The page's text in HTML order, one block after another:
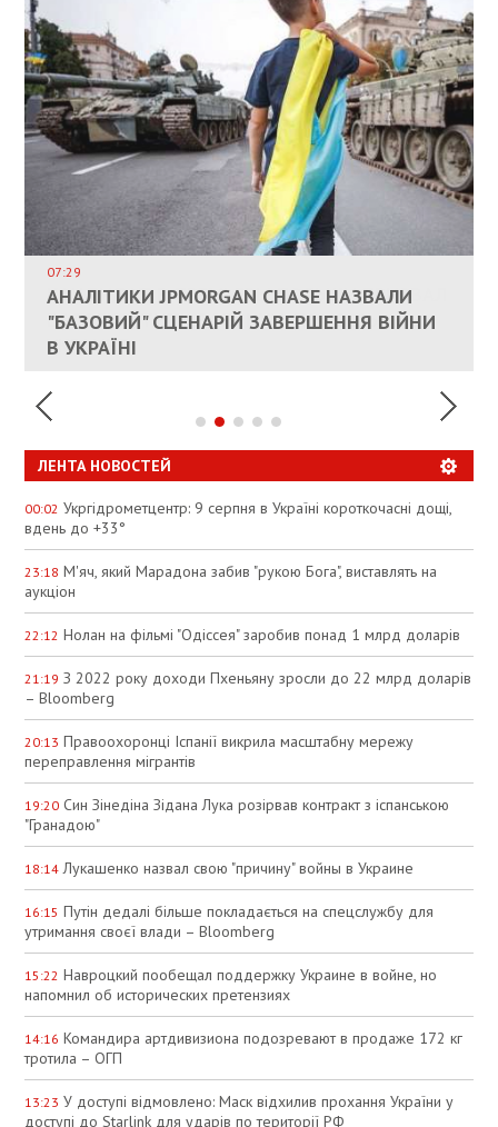
КАНДИДАТ В ПРЕМЬЕРЫ ПОЛЬШИ ПРИЗВАЛ
ЕС ПРЕКРАТИТЬ ВОЕННУЮ ПОМОЩЬ
УКРАИНЕ
07:29
АНАЛІТИКИ JPMORGAN CHASE НАЗВАЛИ
"БАЗОВИЙ" СЦЕНАРІЙ ЗАВЕРШЕННЯ ВІЙНИ
В УКРАЇНІ
ВЛАСНИКАМ ЗРУЙНОВАНОГО ЖИТЛА
ДОЗВОЛИЛИ НЕ ПЛАТИТИ ЗА КОМУНАЛКУ
ИНТЕГРАЦИЯ УКРАИНЫ В НАТО ВРЯД ЛИ
СОСТОИТСЯ В БЛИЖАЙШЕЕ ВРЕМЯ, –
РЮТТЕ
ПАЛИВНИЙ РИНОК РОЗІГРІЛИ ШТУЧНО:
АНАЛІТИКИ ЗВИНУВАТИЛИ АЗС У
СПЕКУЛЯЦІЇ
ЛЕНТА НОВОСТЕЙ
00:02 Укргідрометцентр: 9 серпня в Україні короткочасні дощі,
вдень до +33°
23:18 М'яч, який Марадона забив "рукою Бога", виставлять на
аукціон
22:12 Нолан на фільмі "Одіссея" заробив понад 1 млрд доларів
21:19 З 2022 року доходи Пхеньяну зросли до 22 млрд доларів
– Bloomberg
20:13 Правоохоронці Іспанії викрила масштабну мережу
переправлення мігрантів
19:20 Син Зінедіна Зідана Лука розірвав контракт з іспанською
"Гранадою"
18:14 Лукашенко назвал свою "причину" войны в Украине
16:15 Путін дедалі більше покладається на спецслужбу для
утримання своєї влади – Bloomberg
15:22 Навроцкий пообещал поддержку Украине в войне, но
напомнил об исторических претензиях
14:16 Командира артдивизиона подозревают в продаже 172 кг
тротила – ОГП
13:23 У доступі відмовлено: Маск відхилив прохання України у
доступі до Starlink для ударів по території РФ